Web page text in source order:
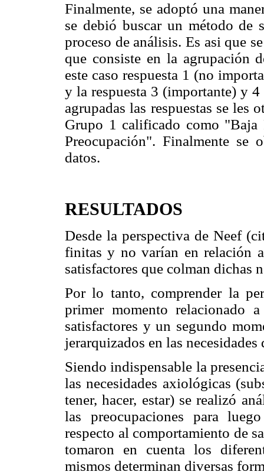
Finalmente, se adoptó una
se debió buscar un método de
proceso de análisis. Es asi que
que consiste en la agrupación
este caso respuesta 1 (no
y la respuesta 3 (importante) y
agrupadas las respuestas se les
Grupo 1 calificado como
Preocupación". Finalmente se
datos.
RESULTADOS
Desde la perspectiva de Neef
finitas y no varían en relación
satisfactores que colman dichas
Por lo tanto, comprender la
primer momento relacionado
satisfactores y un segundo
jerarquizados en las
Siendo indispensable la
las necesidades axiológicas
tener, hacer, estar) se realizó
las preocupaciones para
respecto al comportamiento de
tomaron en cuenta los
mismos determinan diversas